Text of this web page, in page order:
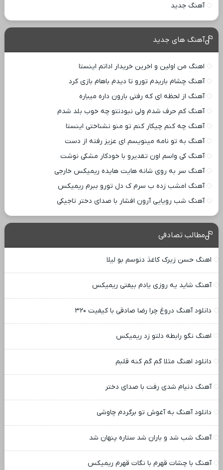
آهنگ جدید
آهنگ های جدید
اهنگ من اولین و اخرین خریدار اداتم اینستا
آهنگ چشام باریدم تورو تا دیدم باهام بازی کرد
آهنگ از لحظه ای که رفتی بارون داره میباره
آهنگ کم حرف شدم ولی نبودنتو چه خوب بلد شدم
آهنگ چه کنم چیکار کنم تو منو نشناختی اینستا
آهنگ به تو نامه مینویسم ای عزیز رفته از دست
آهنگ کی واسم اون تقدیرو با خودکار مشکی نوشت
آهنگ سر به روی شانه هایت هایده ریمیکس خارجی
آهنگ امشب زده ب سرم ک دل تورو ببرم ریمیکس
آهنگ شب رویایی آرون افشار با صدای دختر تاجیکی
مطالب تصادفی
اهنگ حسن زیرک کاغذ دنوسم بو لیلا
آهنگ شاید یه روزی یادم بیفتی ریمیکس
دانلود آهنگ دروغ چرا رضا صادقی با کیفیت ۳۲۰
اهنگ نگو رابطه دلتو زد ریمیکس
دانلود اهنگ مثلا گم گم کنه قلبم
آهنگ دنیام شدی رفت با صدای دختر
دانلود آهنگ به آغوش تو برگردم چاوشی
آهنگ شب شد و باران شد ستاره پنهان شد
آهنگ با چشات قهرم با نگات قهرم ریمیکس